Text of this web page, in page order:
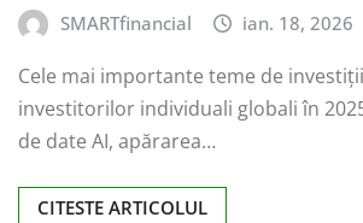
SMARTfinancial ian. 18, 2026
Cele mai importante teme de
investitorilor individuali globali în
de date AI, apărarea…
CITESTE ARTICOLUL